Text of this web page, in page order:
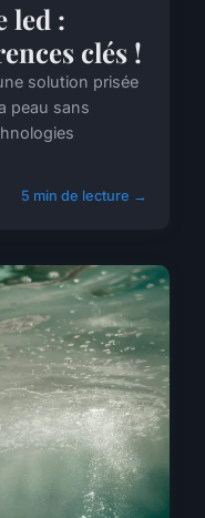
led :
clés !
solution prisée
peau sans
5 min de lecture →